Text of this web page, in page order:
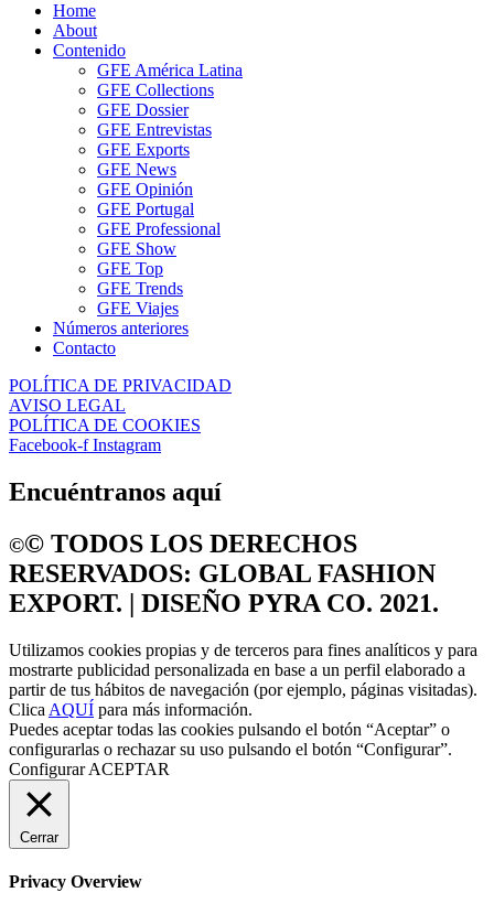
Home
About
Contenido
GFE América Latina
GFE Collections
GFE Dossier
GFE Entrevistas
GFE Exports
GFE News
GFE Opinión
GFE Portugal
GFE Professional
GFE Show
GFE Top
GFE Trends
GFE Viajes
Números anteriores
Contacto
POLÍTICA DE PRIVACIDAD
AVISO LEGAL
POLÍTICA DE COOKIES
Facebook-f Instagram
Encuéntranos aquí
©️©️ TODOS LOS DERECHOS
RESERVADOS: GLOBAL FASHION
EXPORT. | DISEÑO PYRA CO. 2021.
Utilizamos cookies propias y de terceros para fines analíticos y para
mostrarte publicidad personalizada en base a un perfil elaborado a
partir de tus hábitos de navegación (por ejemplo, páginas visitadas).
Clica AQUÍ para más información.
Puedes aceptar todas las cookies pulsando el botón “Aceptar” o
configurarlas o rechazar su uso pulsando el botón “Configurar”.
Configurar ACEPTAR
Cerrar
Privacy Overview